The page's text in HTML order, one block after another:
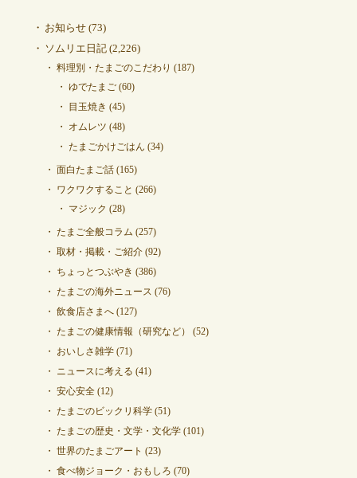
お知らせ(73)
ソムリエ日記(2,226)
料理別・たまごのこだわり (187)
ゆでたまご(60)
目玉焼き (45)
オムレツ (48)
たまごかけごはん (34)
面白たまご話(165)
ワクワクすること (266)
マジック (28)
たまご全般コラム (257)
取材・掲載・ご紹介(92)
ちょっとつぶやき (386)
たまごの海外ニュース (76)
飲食店さまへ(127)
たまごの健康情報（研究など）
(52)
おいしさ雑学(71)
ニュースに考える (41)
安心安全(12)
たまごのビックリ科学(51)
たまごの歴史・文学・文化学(101)
世界のたまごアート (23)
食べ物ジョーク・おもしろ (70)